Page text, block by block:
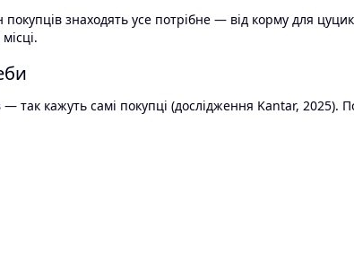
знаходять усе потрібне — від корму для
так кажуть самі покупці (дослідження Kantar, 2025).